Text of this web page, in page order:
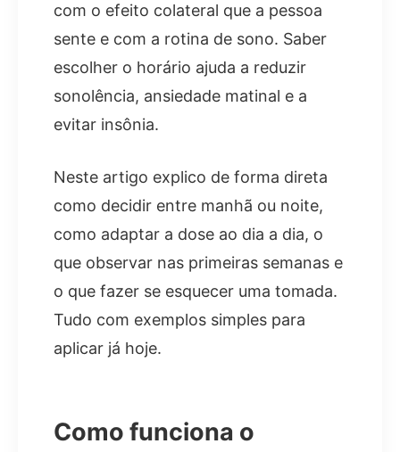
com o efeito colateral que a pessoa
sente e com a rotina de sono. Saber
escolher o horário ajuda a reduzir
sonolência, ansiedade matinal e a
evitar insônia.
Neste artigo explico de forma direta
como decidir entre manhã ou noite,
como adaptar a dose ao dia a dia, o
que observar nas primeiras semanas e
o que fazer se esquecer uma tomada.
Tudo com exemplos simples para
aplicar já hoje.
Como funciona o